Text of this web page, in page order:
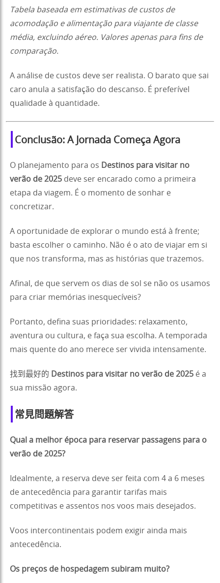
Tabela baseada em estimativas de custos de
acomodação e alimentação para viajante de classe
média, excluindo aéreo. Valores apenas para fins de
comparação.
A análise de custos deve ser realista. O barato que sai
caro anula a satisfação do descanso. É preferível
qualidade à quantidade.
Conclusão: A Jornada Começa Agora
O planejamento para os Destinos para visitar no
verão de 2025 deve ser encarado como a primeira
etapa da viagem. É o momento de sonhar e
concretizar.
A oportunidade de explorar o mundo está à frente;
basta escolher o caminho. Não é o ato de viajar em si
que nos transforma, mas as histórias que trazemos.
Afinal, de que servem os dias de sol se não os usamos
para criar memórias inesquecíveis?
Portanto, defina suas prioridades: relaxamento,
aventura ou cultura, e faça sua escolha. A temporada
mais quente do ano merece ser vivida intensamente.
找到最好的 Destinos para visitar no verão de 2025 é a
sua missão agora.
常見問題解答
Qual a melhor época para reservar passagens para o
verão de 2025?
Idealmente, a reserva deve ser feita com 4 a 6 meses
de antecedência para garantir tarifas mais
competitivas e assentos nos voos mais desejados.
Voos intercontinentais podem exigir ainda mais
antecedência.
Os preços de hospedagem subiram muito?